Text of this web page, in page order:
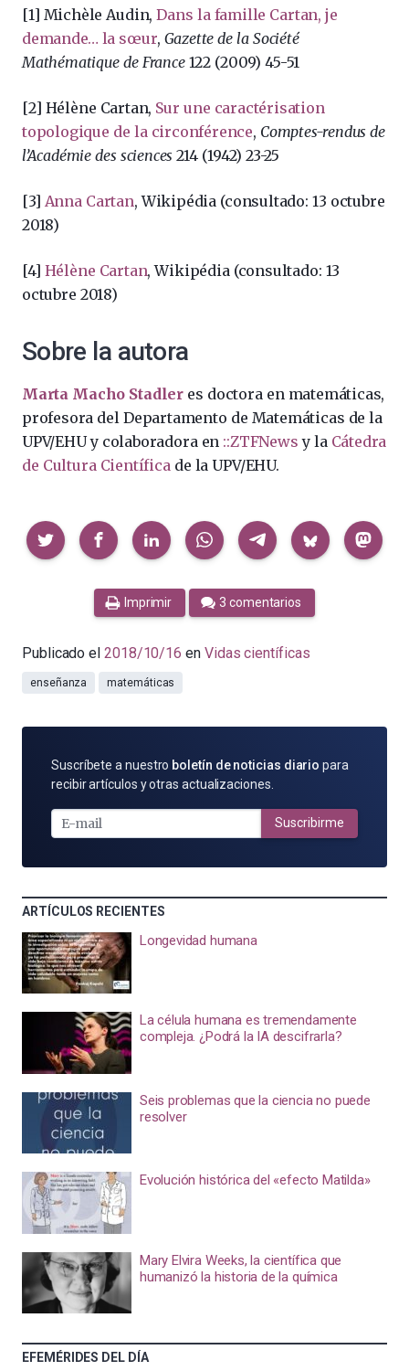
[1] Michèle Audin,Dans la famille Cartan, je
demande… la sœur, Gazette de la Société
Mathématique de France122 (2009) 45-51
[2] Hélène Cartan, Sur une caractérisation
topologique de la circonférence, Comptes-rendus de
l’Académie des sciences214 (1942) 23-25
[3] Anna Cartan, Wikipédia (consultado: 13 octubre
2018)
[4] Hélène Cartan, Wikipédia (consultado: 13
octubre 2018)
Sobre la autora
Marta Macho Stadler es doctora en matemáticas,
profesora del Departamento de Matemáticas de la
UPV/EHU y colaboradora en ::ZTFNews y la Cátedra
de Cultura Científica de la UPV/EHU.
Compartir
Imprimir 3 comentarios
Publicado el 2018/10/16 en Vidas científicas
enseñanza matemáticas
SUSCRÍBETE
POR
MAIL
Suscríbete a nuestro boletín de noticias diario para
recibir artículos y otras actualizaciones.
Suscribirme
ARTÍCULOS RECIENTES
Longevidad humana
La célula humana es tremendamente
compleja. ¿Podrá la IA descifrarla?
Seis problemas que la ciencia no puede
resolver
Evolución histórica del «efecto Matilda»
Mary Elvira Weeks, la científica que
humanizó la historia de la química
EFEMÉRIDES DEL DÍA